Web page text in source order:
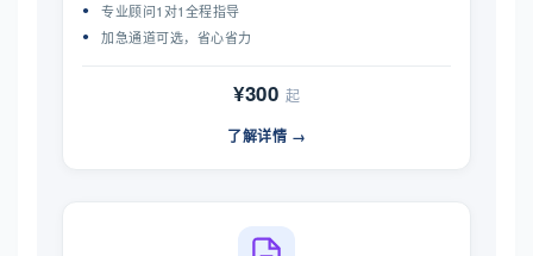
专业顾问1对1全程指导
加急通道可选，省心省力
¥300 起
了解详情 →